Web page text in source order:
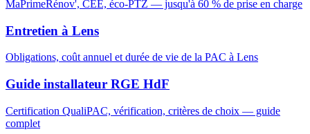
MaPrimeRénov', CEE, éco-PTZ — jusqu'à 60 % de prise en charge
Entretien à Lens
Obligations, coût annuel et durée de vie de la PAC à Lens
Guide installateur RGE HdF
Certification QualiPAC, vérification, critères de choix — guide
complet